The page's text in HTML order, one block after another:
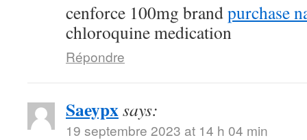
cenforce 100mg brandpurchase
chloroquine medication
Répondre
Saeypxsays:
19 septembre 2023 at 14 h 04 min